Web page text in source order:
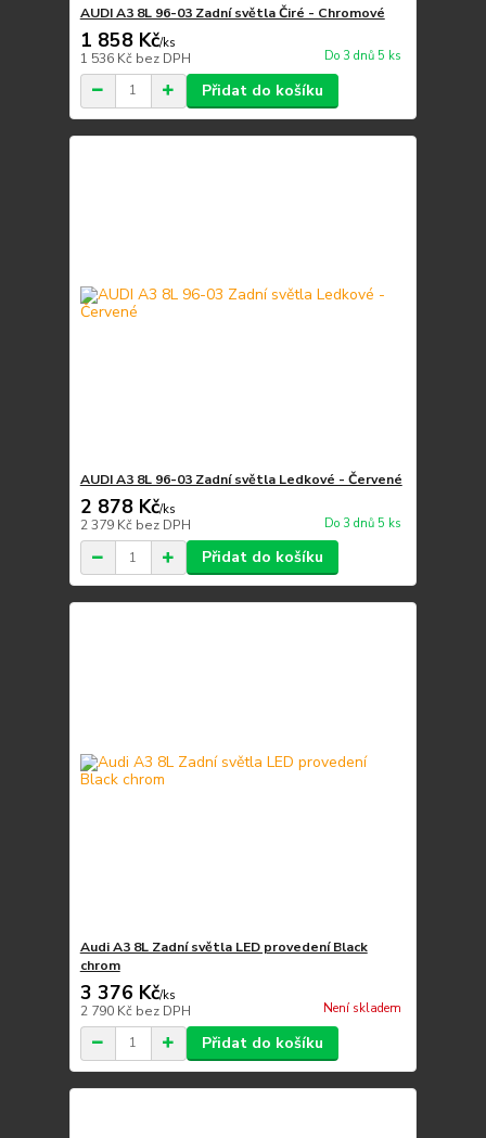
AUDI A3 8L 96-03 Zadní světla Čiré - Chromové
1 858 Kč/ks
1 536 Kč bez DPH Do 3 dnů 5 ks
Přidat do košíku
AUDI A3 8L 96-03 Zadní světla Ledkové - Červené
2 878 Kč/ks
2 379 Kč bez DPH Do 3 dnů 5 ks
Přidat do košíku
Audi A3 8L Zadní světla LED provedení Black
chrom
3 376 Kč/ks
2 790 Kč bez DPH Není skladem
Přidat do košíku